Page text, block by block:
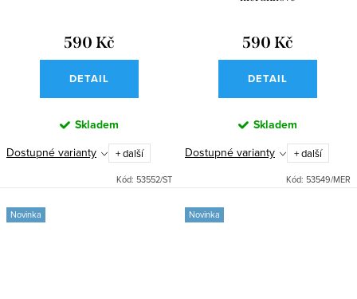
590 Kč
DETAIL
Skladem
Dostupné varianty + další
Kód: 53552/ST
590 Kč
DETAIL
Skladem
Dostupné varianty + další
Kód: 53549/MER
Novinka Novinka